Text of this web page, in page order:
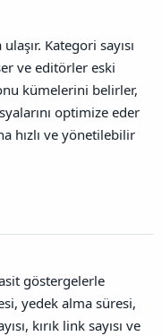
Kategori sayısı
ve editörler eski
kümelerini belirler,
optimize eder
hızlı ve yönetilebilir
göstergelerle
yedek alma süresi,
kırık link sayısı ve